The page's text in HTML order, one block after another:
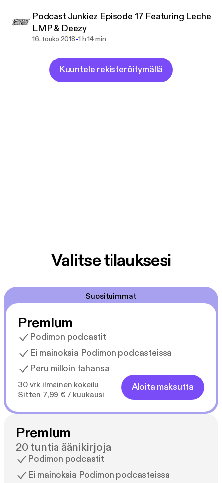
Podcast Junkiez Episode 17 Featuring Leche
LMP & Deezy
16. touko 2018-1 h 14 min
Kuuntele rekisteröitymällä
Valitse tilauksesi
Suosituimmat
Premium
Podimon podcastit
Ei mainoksia Podimon podcasteissa
Peru milloin tahansa
30 vrk ilmainen kokeilu
Sitten 7,99 € / kuukausi
Aloita maksutta
Premium
20 tuntia äänikirjoja
Podimon podcastit
Ei mainoksia Podimon podcasteissa